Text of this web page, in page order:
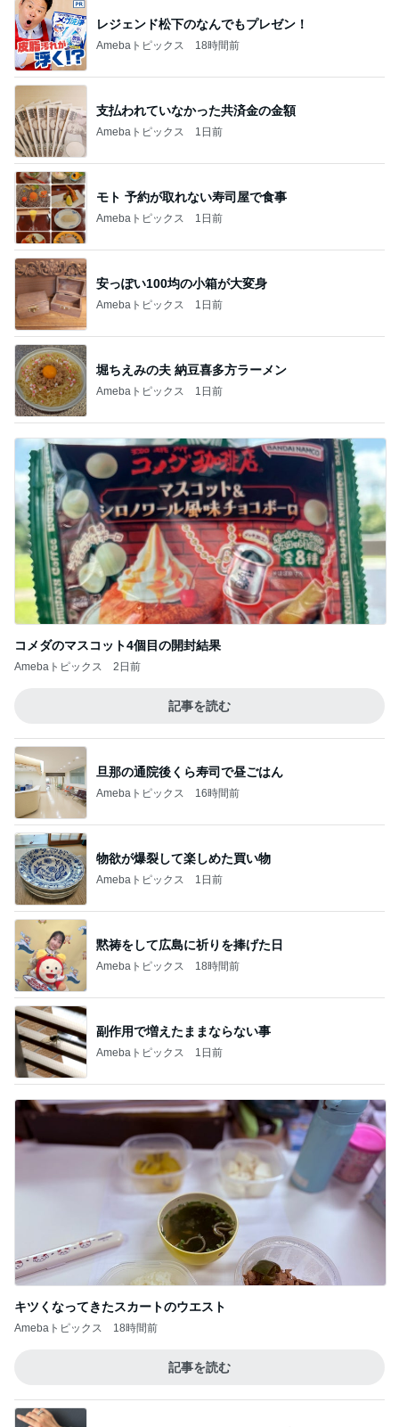
レジェンド松下のなんでもプレゼン！
Amebaトピックス 18時間前
支払われていなかった共済金の金額
Amebaトピックス 1日前
モト 予約が取れない寿司屋で食事
Amebaトピックス 1日前
安っぽい100均の小箱が大変身
Amebaトピックス 1日前
堀ちえみの夫 納豆喜多方ラーメン
Amebaトピックス 1日前
コメダのマスコット4個目の開封結果
Amebaトピックス 2日前
記事を読む
旦那の通院後くら寿司で昼ごはん
Amebaトピックス 16時間前
物欲が爆裂して楽しめた買い物
Amebaトピックス 1日前
黙祷をして広島に祈りを捧げた日
Amebaトピックス 18時間前
副作用で増えたままならない事
Amebaトピックス 1日前
キツくなってきたスカートのウエスト
Amebaトピックス 18時間前
記事を読む